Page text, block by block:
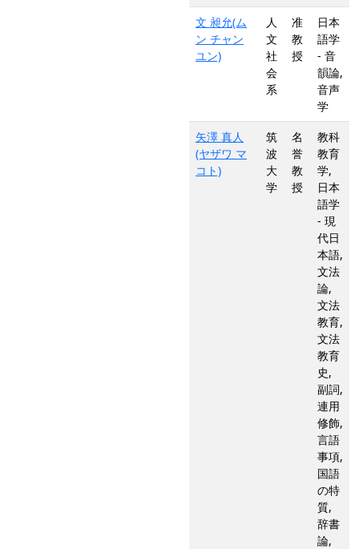
文 昶允(ム
ン チャン
ユン)
人
文
社
会
系
准
教
授
日本
語学
- 音
韻論,
音声
学
矢澤 真人
(ヤザワ マ
コト)
筑
波
大
学
名
誉
教
授
教科
教育
学,
日本
語学
- 現
代日
本語,
文法
論,
文法
教育,
文法
教育
史,
副詞,
連用
修飾,
言語
事項,
国語
の特
質,
辞書
論,